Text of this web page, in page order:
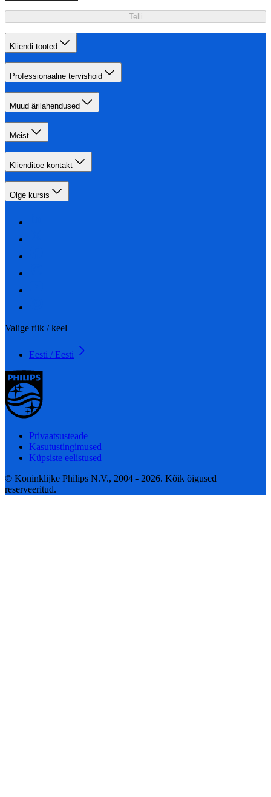
Telli
Kliendi tooted
Professionaalne tervishoid
Muud ärilahendused
Meist
Klienditoe kontakt
Olge kursis
Valige riik / keel
Eesti / Eesti
Privaatsusteade
Kasutustingimused
Küpsiste eelistused
© Koninklijke Philips N.V., 2004 - 2026. Kõik õigused
reserveeritud.